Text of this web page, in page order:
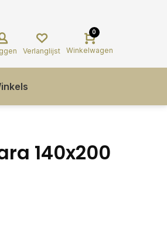
Verlanglijst
0
Winkelwagen
140x200